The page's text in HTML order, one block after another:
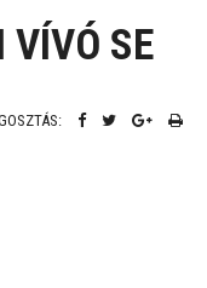
VÍVÓ SE